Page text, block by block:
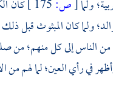
ولما[ص:
كان
ولما كان المبثوث قبل
إلى كل منهم؛ من
رأي العين؛ لما لهم من